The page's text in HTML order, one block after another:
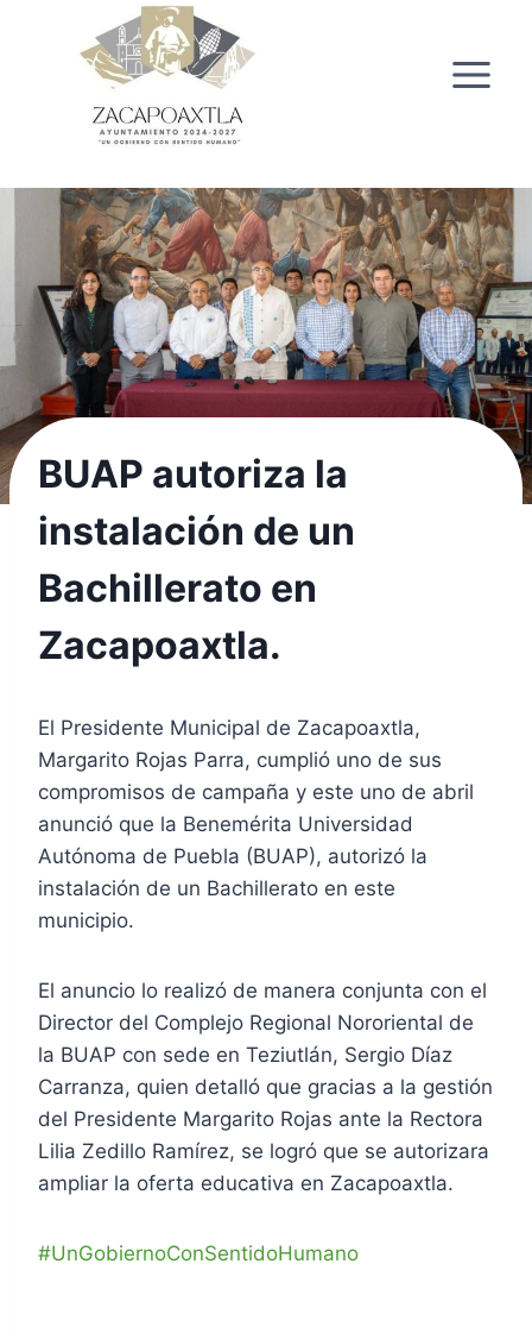
BUAP autoriza la
instalación de un
Bachillerato en
Zacapoaxtla.
El Presidente Municipal de Zacapoaxtla,
Margarito Rojas Parra, cumplió uno de sus
compromisos de campaña y este uno de abril
anunció que la Benemérita Universidad
Autónoma de Puebla (BUAP), autorizó la
instalación de un Bachillerato en este
municipio.
El anuncio lo realizó de manera conjunta con el
Director del Complejo Regional Nororiental de
la BUAP con sede en Teziutlán, Sergio Díaz
Carranza, quien detalló que gracias a la gestión
del Presidente Margarito Rojas ante la Rectora
Lilia Zedillo Ramírez, se logró que se autorizara
ampliar la oferta educativa en Zacapoaxtla.
#UnGobiernoConSentidoHumano